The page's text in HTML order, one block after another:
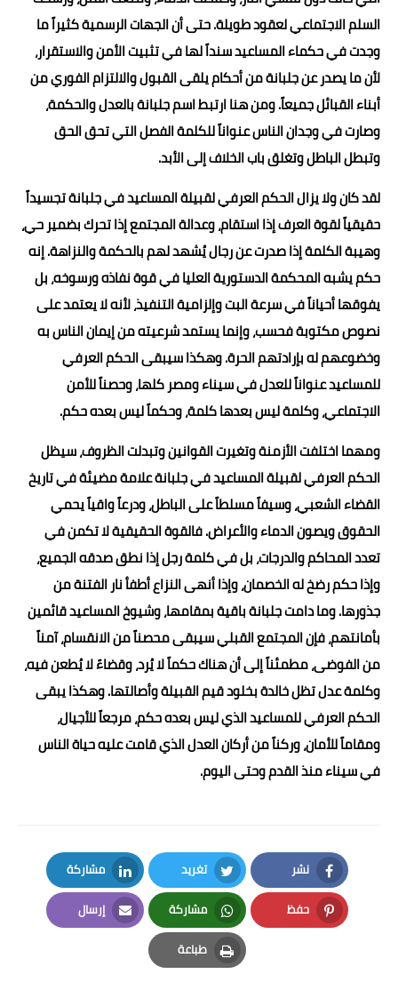
السلم الاجتماعي لعقود طويلة. حتى أن الجهات الرسمية كثيراً ما
وجدت في حكماء المساعيد سنداً لها في تثبيت الأمن والاستقرار،
لأن ما يصدر عن جلبانة من أحكام يلقى القبول والالتزام الفوري من
أبناء القبائل جميعاً. ومن هنا ارتبط اسم جلبانة بالعدل والحكمة،
وصارت في وجدان الناس عنواناً للكلمة الفصل التي تحق الحق
وتبطل الباطل وتغلق باب الخلاف إلى الأبد.
لقد كان ولا يزال الحكم العرفي لقبيلة المساعيد في جلبانة تجسيداً
حقيقياً لقوة العرف إذا استقام، وعدالة المجتمع إذا تحرك بضمير حي،
وهيبة الكلمة إذا صدرت عن رجال يُشهد لهم بالحكمة والنزاهة. إنه
حكم يشبه المحكمة الدستورية العليا في قوة نفاذه ورسوخه، بل
يفوقها أحياناً في سرعة البت وإلزامية التنفيذ، لأنه لا يعتمد على
نصوص مكتوبة فحسب، وإنما يستمد شرعيته من إيمان الناس به
وخضوعهم له بإرادتهم الحرة. وهكذا سيبقى الحكم العرفي
للمساعيد عنواناً للعدل في سيناء ومصر كلها، وحصناً للأمن
الاجتماعي، وكلمة ليس بعدها كلمة، وحكماً ليس بعده حكم.
ومهما اختلفت الأزمنة وتغيرت القوانين وتبدلت الظروف، سيظل
الحكم العرفي لقبيلة المساعيد في جلبانة علامة مضيئة في تاريخ
القضاء الشعبي، وسيفاً مسلطاً على الباطل، ودرعاً واقياً يحمي
الحقوق ويصون الدماء والأعراض. فالقوة الحقيقية لا تكمن في
تعدد المحاكم والدرجات، بل في كلمة رجل إذا نطق صدقه الجميع،
وإذا حكم رضخ له الخصمان، وإذا أنهى النزاع أطفأ نار الفتنة من
جذورها. وما دامت جلبانة باقية بمقامها، وشيوخ المساعيد قائمين
بأمانتهم، فإن المجتمع القبلي سيبقى محصناً من الانقسام، آمناً
من الفوضى، مطمئناً إلى أن هناك حكماً لا يُرد، وقضاءً لا يُطعن فيه،
وكلمة عدل تظل خالدة بخلود قيم القبيلة وأصالتها. وهكذا يبقى
الحكم العرفي للمساعيد الذي ليس بعده حكم، مرجعاً للأجيال،
ومقاماً للأمان، وركناً من أركان العدل الذي قامت عليه حياة الناس
في سيناء منذ القدم وحتى اليوم.
نشر
Facebook
تغريد
Twitter
مشاركة
LinkedIn
حفظ
Pinterest
مشاركة
Whatsapp
إرسال
Email
طباعة
Print